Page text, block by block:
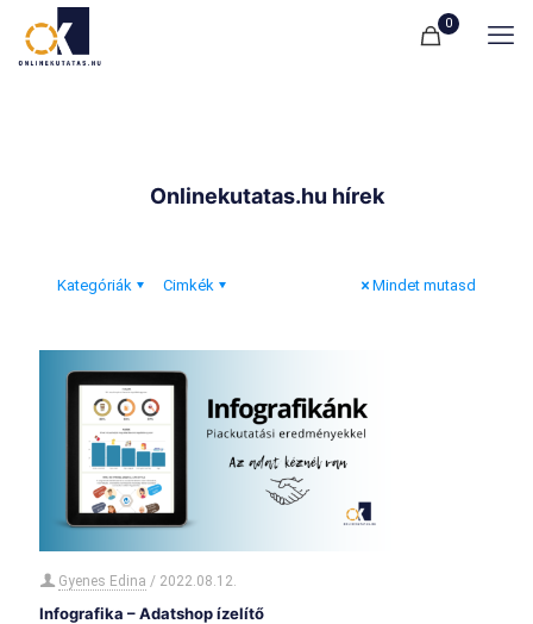
0
Onlinekutatas.hu hírek
Kategóriák Cimkék Mindet mutasd
Gyenes Edina / 2022.08.12.
Infografika – Adatshop ízelítő